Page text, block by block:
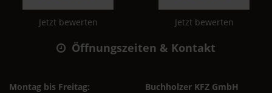
Jetzt bewerten Jetzt bewerten
Öffnungszeiten & Kontakt
Montag bis Freitag:
Buchholzer KFZ GmbH